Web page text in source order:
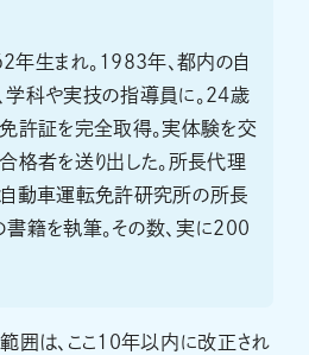
年生まれ。1983年、都内の自
学科や実技の指導員に。24歳
許証を完全取得。実体験を交
格者を送り出した。所長代理
自動車運転免許研究所の所長
籍を執筆。その数、実に200
囲は、ここ10年以内に改正され